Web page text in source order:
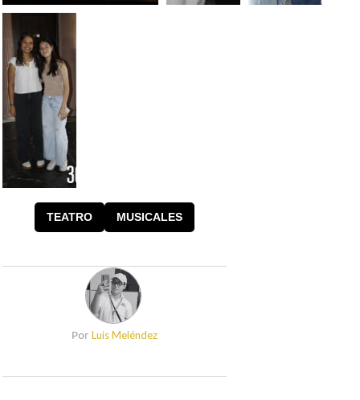
Foto: Luis Meléndez
Luis
Meléndez
TEATRO MUSICALES
Por Luis Meléndez